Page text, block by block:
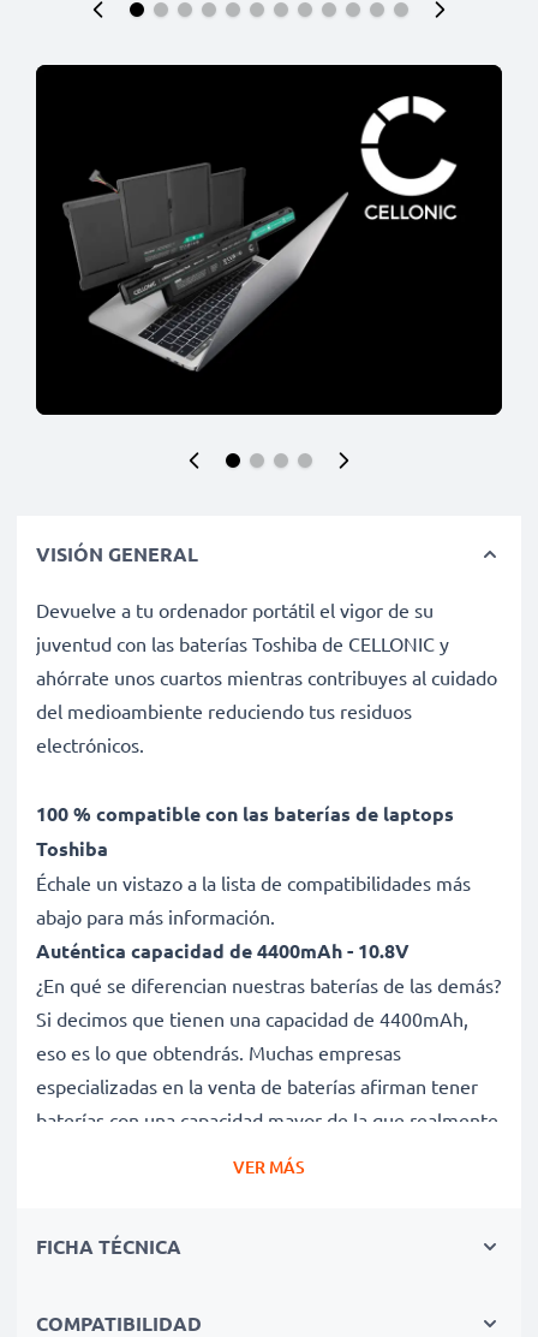
VISIÓN GENERAL
Devuelve a tu ordenador portátil el vigor de su
juventud con las baterías Toshiba de CELLONIC y
ahórrate unos cuartos mientras contribuyes al cuidado
del medioambiente reduciendo tus residuos
electrónicos.
100 % compatible con las baterías de laptops
Toshiba
Échale un vistazo a la lista de compatibilidades más
abajo para más información.
Auténtica capacidad de 4400mAh - 10.8V
¿En qué se diferencian nuestras baterías de las demás?
Si decimos que tienen una capacidad de 4400mAh,
eso es lo que obtendrás. Muchas empresas
especializadas en la venta de baterías afirman tener
baterías con una capacidad mayor de la que realmente
tienen. Esta batería tiene una capacidad de 4400mAh,
Nuestras baterías de repuesto ofrecen un alto
ciclos de carga, así como tiempos de funcionamiento
VER MÁS
FICHA TÉCNICA
COMPATIBILIDAD